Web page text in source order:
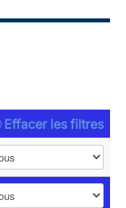
Effacer les filtres